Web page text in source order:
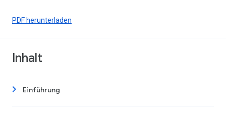
PDF herunterladen
Inhalt
Einführung